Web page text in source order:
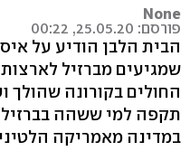
None
פורסם: 25.05.20, 00:22
הבית הלבן הודיע על
שמגיעים מברזיל
החולים בקורונה שהולך
תקפה למי ששהה בברזיל